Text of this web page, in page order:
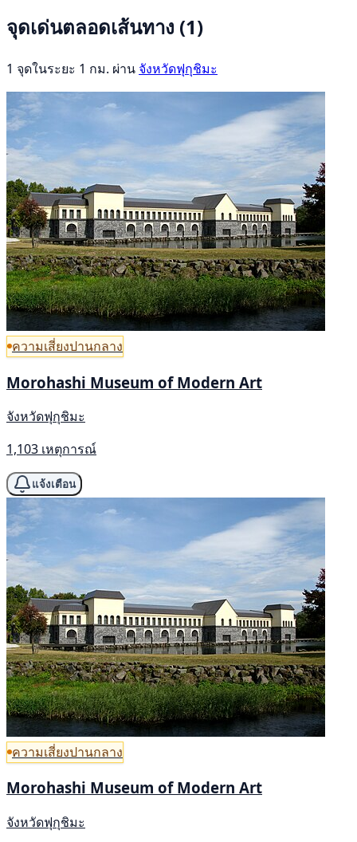
จุดเด่นตลอดเส้นทาง (1)
1 จุดในระยะ 1 กม. ผ่าน จังหวัดฟุกุชิมะ
ความเสี่ยงปานกลาง
Morohashi Museum of Modern Art
จังหวัดฟุกุชิมะ
1,103 เหตุการณ์
แจ้งเตือน
ความเสี่ยงปานกลาง
Morohashi Museum of Modern Art
จังหวัดฟุกุชิมะ